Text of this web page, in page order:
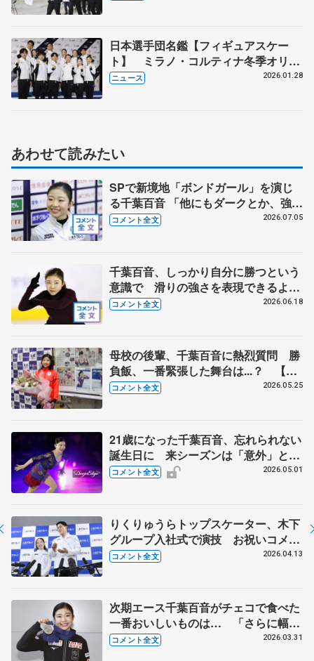
日本選手団名鑑【フィギュアスケー
ト】 ミラノ・コルティナ冬季オリン
ピック
ニュース 2026.01.28
あわせて読みたい
SPで新境地「ボンドガール」を演じ
る千葉百音 「他にもダークとか、強い
女系の候補の曲は結構あったんですけ
コメント全文 2026.07.05
千葉百音、しっかり自分に勝つという
意識で 滑りの強さを表現できるよう
に筋力アップ【木下グループ/アカデミ
コメント全文 2026.06.18
母校の後輩、千葉百音に熱烈質問 勝
負飯、一番緊張した舞台は...？ 【東
北高校訪問】
コメント全文 2026.05.25
21歳になった千葉百音、忘れられない
誕生日に 来シーズンは「意外」と言
われたい 【ブルームオンアイス】
コメント全文 2026.05.01
りくりゅうらトップスケーター、木下
グループ入社式で演技 お祝いコメン
ト、呪文のように練習したが...【入社
コメント全文 2026.04.13
次期エース千葉百音がチェコで食べた
一番おいしいものは… 「さらに幅を
広げていけるように頑張りたい」【世
コメント全文 2026.03.31